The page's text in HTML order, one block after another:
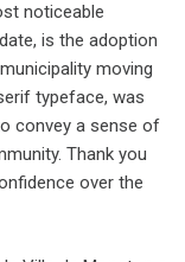
noticeable
is the adoption
moving
typeface, was
convey a sense of
Thank you
over the